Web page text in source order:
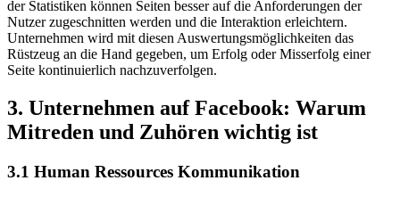
der Statistiken können Seiten besser auf die Anforderungen der
Nutzer zugeschnitten werden und die Interaktion erleichtern.
Unternehmen wird mit diesen Auswertungsmöglichkeiten das
Rüstzeug an die Hand gegeben, um Erfolg oder Misserfolg einer
Seite kontinuierlich nachzuverfolgen.
3. Unternehmen auf Facebook: Warum
Mitreden und Zuhören wichtig ist
3.1 Human Ressources Kommunikation